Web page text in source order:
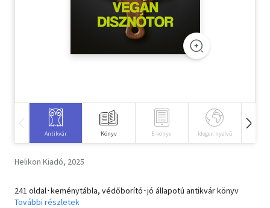
Antikvár Könyv E-könyv Idegen nyelvű
Helikon Kiadó, 2025
241 oldal･keménytábla, védőborító･jó állapotú antikvár könyv
További részletek